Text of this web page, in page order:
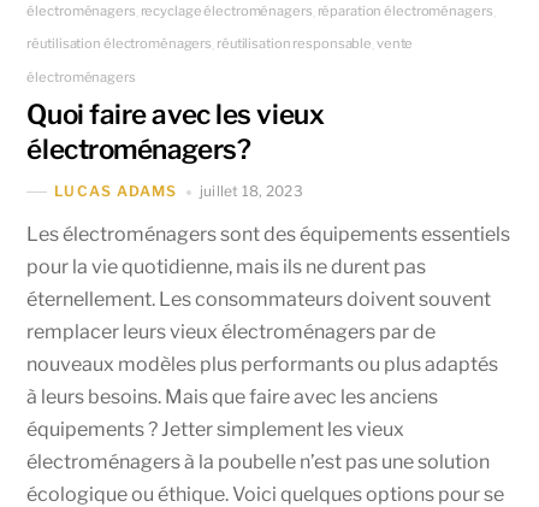
électroménagers recyclage électroménagers réparation électroménagers
réutilisation électroménagers, réutilisation responsable,vente
électroménagers
Quoi faire avec les vieux
électroménagers?
LUCAS ADAMS juillet 18, 2023
Les électroménagers sont des équipements essentiels
pour la vie quotidienne, mais ils ne durent pas
éternellement. Les consommateurs doivent souvent
remplacer leurs vieux électroménagers par de
nouveaux modèles plus performants ou plus adaptés
à leurs besoins. Mais que faire avec les anciens
équipements ? Jetter simplement les vieux
électroménagers à la poubelle n’est pas une solution
écologique ou éthique. Voici quelques options pour se